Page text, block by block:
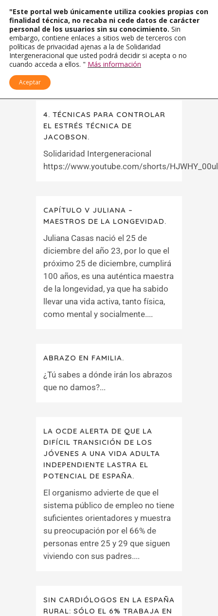
4. TÉCNICAS PARA CONTROLAR
EL ESTRÉS TÉCNICA DE
JACOBSON.
Solidaridad Intergeneracional
https://www.youtube.com/shorts/
CAPÍTULO V JULIANA –
MAESTROS DE LA LONGEVIDAD.
Juliana Casas nació el 25 de
diciembre del año 23, por lo que el
próximo 25 de diciembre, cumplirá
100 años, es una auténtica maestra
de la longevidad, ya que ha sabido
llevar una vida activa, tanto física,
como mental y socialmente....
ABRAZO EN FAMILIA.
¿Tú sabes a dónde irán los abrazos
que no damos?...
LA OCDE ALERTA DE QUE LA
DIFÍCIL TRANSICIÓN DE LOS
JÓVENES A UNA VIDA ADULTA
INDEPENDIENTE LASTRA EL
POTENCIAL DE ESPAÑA.
El organismo advierte de que el
sistema público de empleo no tiene
suficientes orientadores y muestra
su preocupación por el 66% de
personas entre 25 y 29 que siguen
viviendo con sus padres....
SIN CARDIÓLOGOS EN LA ESPAÑA
RURAL: SÓLO EL 6% TRABAJA EN
"Este portal web únicamente utiliza cookies propias con
finalidad técnica, no recaba ni cede datos de carácter
personal de los usuarios sin su conocimiento. Sin
embargo, contiene enlaces a sitios web de terceros con
políticas de privacidad ajenas a la de Solidaridad
Intergeneracional que usted podrá decidir si acepta o no
cuando acceda a ellos. " Más información
Aceptar